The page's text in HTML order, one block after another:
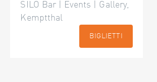
SILO Bar | Events | Gallery,
Kemptthal
BIGLIETTI